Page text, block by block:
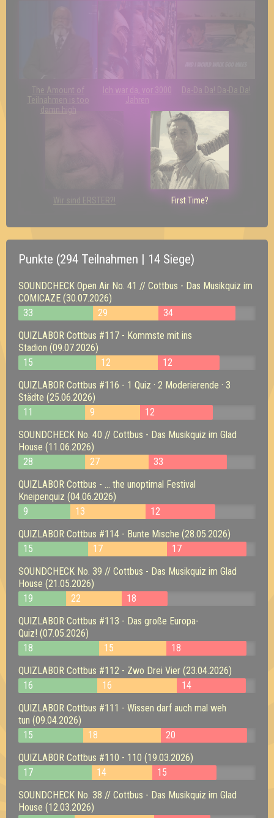
The Amount of
Teilnahmen is too
damn high
Ich war da, vor 3000
Jahren
Da-Da Da! Da-Da Da!
Wir sind ERSTER?! First Time?
Punkte (294 Teilnahmen | 14 Siege)
SOUNDCHECK Open Air No. 41 // Cottbus - Das Musikquiz im
COMICAZE (30.07.2026)
33
29
34
QUIZLABOR Cottbus #117 - Kommste mit ins
Stadion (09.07.2026)
15
12
12
QUIZLABOR Cottbus #116 - 1 Quiz · 2 Moderierende · 3
Städte (25.06.2026)
11
9
12
SOUNDCHECK No. 40 // Cottbus - Das Musikquiz im Glad
House (11.06.2026)
28
27
33
QUIZLABOR Cottbus - ... the unoptimal Festival
Kneipenquiz (04.06.2026)
9
13
12
QUIZLABOR Cottbus #114 - Bunte Mische (28.05.2026)
15
17
17
SOUNDCHECK No. 39 // Cottbus - Das Musikquiz im Glad
House (21.05.2026)
19
22
18
QUIZLABOR Cottbus #113 - Das große Europa-
Quiz! (07.05.2026)
18
15
18
QUIZLABOR Cottbus #112 - Zwo Drei Vier (23.04.2026)
16
16
14
QUIZLABOR Cottbus #111 - Wissen darf auch mal weh
tun (09.04.2026)
15
18
20
QUIZLABOR Cottbus #110 - 110 (19.03.2026)
17
14
15
SOUNDCHECK No. 38 // Cottbus - Das Musikquiz im Glad
House (12.03.2026)